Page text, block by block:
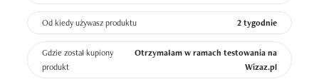
Od kiedy używasz produktu 2 tygodnie
Gdzie został kupiony
produkt
Otrzymałam w ramach testowania na
Wizaz.pl